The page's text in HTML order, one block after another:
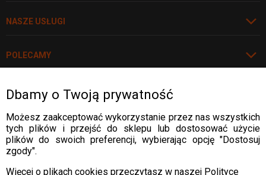
NASZE USŁUGI
POLECAMY
WARTO WIEDZIEĆ
WARTO WIEDZIEĆ
Rozwiń
DOSTAWA:
Dbamy o Twoją prywatność
Możesz zaakceptować wykorzystanie przez nas wszystkich
tych plików i przejść do sklepu lub dostosować użycie
plików do swoich preferencji, wybierając opcję "Dostosuj
zgody".
Więcej o plikach cookies przeczytasz w naszej Polityce